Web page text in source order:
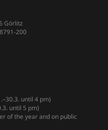
Görlitz
200
until 4 pm)
until 5 pm)
of the year and on public